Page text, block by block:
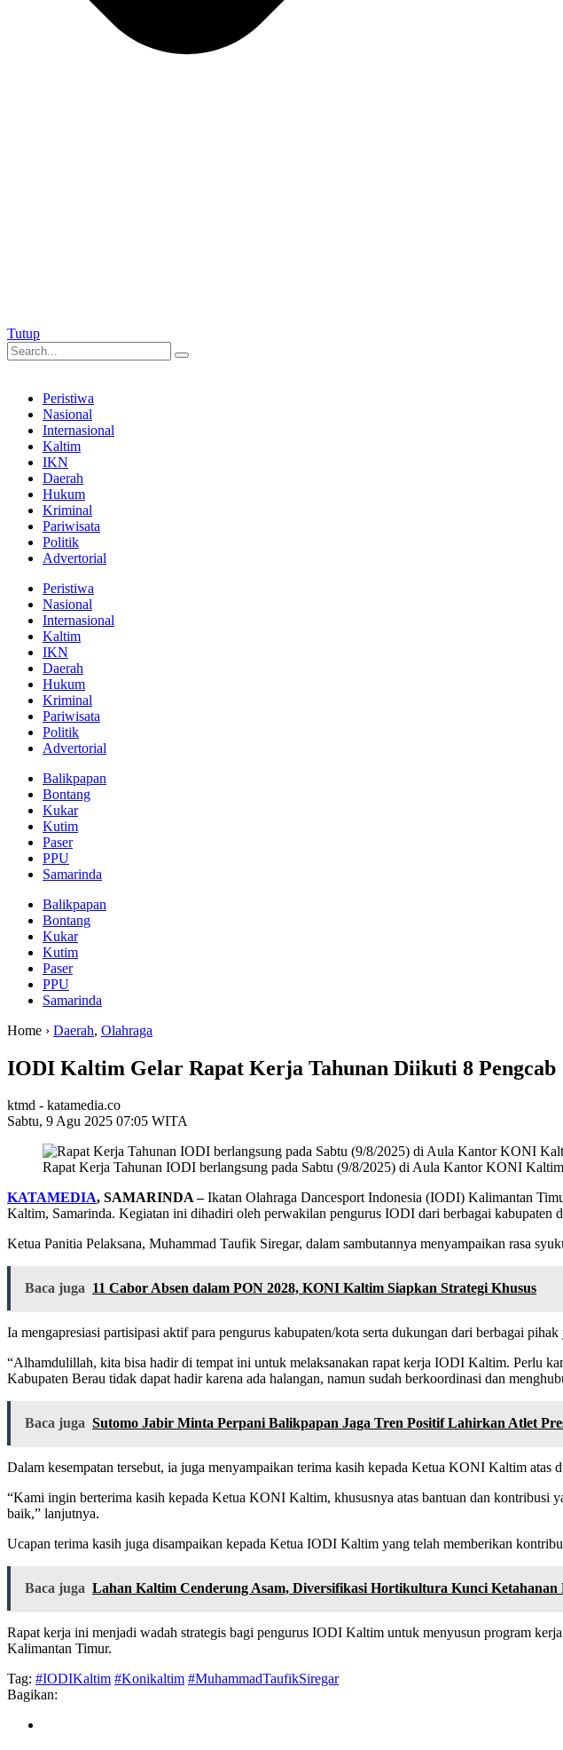
Tutup
Peristiwa
Nasional
Internasional
Kaltim
IKN
Daerah
Hukum
Kriminal
Pariwisata
Politik
Advertorial
Peristiwa
Nasional
Internasional
Kaltim
IKN
Daerah
Hukum
Kriminal
Pariwisata
Politik
Advertorial
Balikpapan
Bontang
Kukar
Kutim
Paser
PPU
Samarinda
Balikpapan
Bontang
Kukar
Kutim
Paser
PPU
Samarinda
Home › Daerah, Olahraga
IODI Kaltim Gelar Rapat Kerja Tahunan Diikuti 8 Pengcab
ktmd - katamedia.co
Sabtu, 9 Agu 2025 07:05 WITA
Rapat Kerja Tahunan IODI berlangsung pada Sabtu (9/8/2025) di Aula Kantor KONI
KATAMEDIA, SAMARINDA –Ikatan Olahraga Dancesport Indonesia (IODI) Kalimantan
Kaltim, Samarinda. Kegiatan ini dihadiri oleh perwakilan pengurus IODI dari berbagai kabupaten
Ketua Panitia Pelaksana, Muhammad Taufik Siregar, dalam sambutannya menyampaikan rasa
Baca juga 11 Cabor Absen dalam PON 2028, KONI Kaltim Siapkan Strategi Khusus
Ia mengapresiasi partisipasi aktif para pengurus kabupaten/kota serta dukungan dari berbagai
“Alhamdulillah, kita bisa hadir di tempat ini untuk melaksanakan rapat kerja IODI Kaltim. Perlu
Kabupaten Berau tidak dapat hadir karena ada halangan, namun sudah berkoordinasi dan
Baca juga Sutomo Jabir Minta Perpani Balikpapan Jaga Tren Positif Lahirkan Atlet
Dalam kesempatan tersebut, ia juga menyampaikan terima kasih kepada Ketua KONI Kaltim atas
“Kami ingin berterima kasih kepada Ketua KONI Kaltim, khususnya atas bantuan dan kontribusi
baik,” lanjutnya.
Ucapan terima kasih juga disampaikan kepada Ketua IODI Kaltim yang telah memberikan
Baca juga Lahan Kaltim Cenderung Asam, Diversifikasi Hortikultura Kunci Ketahanan
Rapat kerja ini menjadi wadah strategis bagi pengurus IODI Kaltim untuk menyusun program
Kalimantan Timur.
Tag: #IODIKaltim #Konikaltim #MuhammadTaufikSiregar
Bagikan: